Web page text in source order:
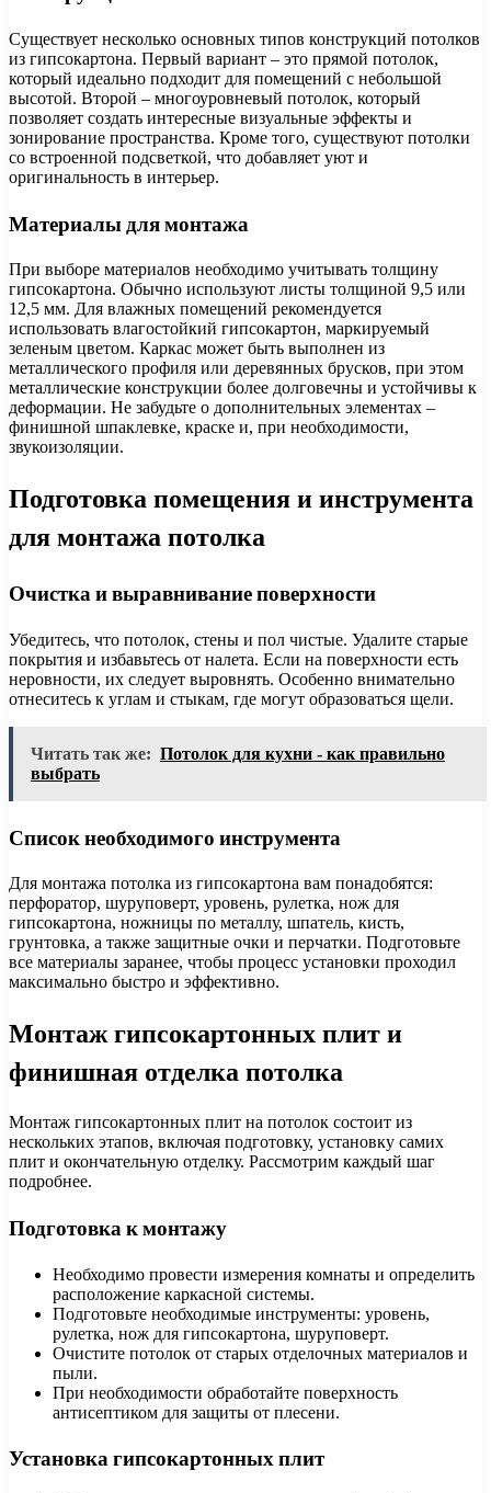
Существует несколько основных типов конструкций потолков
из гипсокартона. Первый вариант – это прямой потолок,
который идеально подходит для помещений с небольшой
высотой. Второй – многоуровневый потолок, который
позволяет создать интересные визуальные эффекты и
зонирование пространства. Кроме того, существуют потолки
со встроенной подсветкой, что добавляет уют и
оригинальность в интерьер.
Материалы для монтажа
При выборе материалов необходимо учитывать толщину
гипсокартона. Обычно используют листы толщиной 9,5 или
12,5 мм. Для влажных помещений рекомендуется
использовать влагостойкий гипсокартон, маркируемый
зеленым цветом. Каркас может быть выполнен из
металлического профиля или деревянных брусков, при этом
металлические конструкции более долговечны и устойчивы к
деформации. Не забудьте о дополнительных элементах –
финишной шпаклевке, краске и, при необходимости,
звукоизоляции.
Подготовка помещения и инструмента
для монтажа потолка
Очистка и выравнивание поверхности
Убедитесь, что потолок, стены и пол чистые. Удалите старые
покрытия и избавьтесь от налета. Если на поверхности есть
неровности, их следует выровнять. Особенно внимательно
отнеситесь к углам и стыкам, где могут образоваться щели.
Читать так же: Потолок для кухни - как правильно
выбрать
Список необходимого инструмента
Для монтажа потолка из гипсокартона вам понадобятся:
перфоратор, шуруповерт, уровень, рулетка, нож для
гипсокартона, ножницы по металлу, шпатель, кисть,
грунтовка, а также защитные очки и перчатки. Подготовьте
все материалы заранее, чтобы процесс установки проходил
максимально быстро и эффективно.
Монтаж гипсокартонных плит и
финишная отделка потолка
Монтаж гипсокартонных плит на потолок состоит из
нескольких этапов, включая подготовку, установку самих
плит и окончательную отделку. Рассмотрим каждый шаг
подробнее.
Подготовка к монтажу
Необходимо провести измерения комнаты и определить
расположение каркасной системы.
Подготовьте необходимые инструменты: уровень,
рулетка, нож для гипсокартона, шуруповерт.
Очистите потолок от старых отделочных материалов и
пыли.
При необходимости обработайте поверхность
антисептиком для защиты от плесени.
Установка гипсокартонных плит